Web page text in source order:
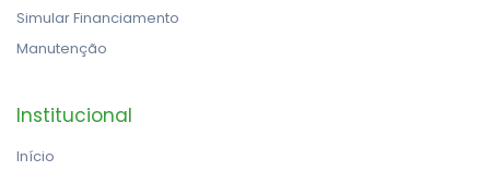
Simular Financiamento
Manutenção
Institucional
Início